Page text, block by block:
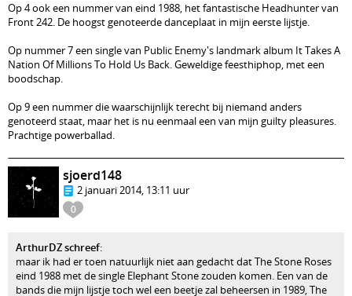
Op 4 ook een nummer van eind 1988, het fantastische Headhunter van
Front 242. De hoogst genoteerde danceplaat in mijn eerste lijstje.
Op nummer 7 een single van Public Enemy's landmark album It Takes A
Nation Of Millions To Hold Us Back. Geweldige feesthiphop, met een
boodschap.
Op 9 een nummer die waarschijnlijk terecht bij niemand anders
genoteerd staat, maar het is nu eenmaal een van mijn guilty pleasures.
Prachtige powerballad.
0
sjoerd148
2 januari 2014, 13:11 uur
ArthurDZ schreef:
maar ik had er toen natuurlijk niet aan gedacht dat The Stone Roses
eind 1988 met de single Elephant Stone zouden komen. Een van de
bands die mijn lijstje toch wel een beetje zal beheersen in 1989, The